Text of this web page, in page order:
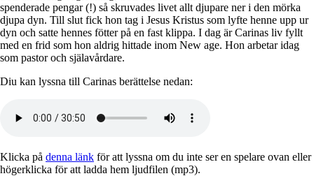
spenderade pengar (!) så skruvades livet allt djupare ner i den mörka
djupa dyn. Till slut fick hon tag i Jesus Kristus som lyfte henne upp ur
dyn och satte hennes fötter på en fast klippa. I dag är Carinas liv fyllt
med en frid som hon aldrig hittade inom New age. Hon arbetar idag
som pastor och själavårdare.
Diu kan lyssna till Carinas berättelse nedan:
Klicka på denna länk för att lyssna om du inte ser en spelare ovan eller
högerklicka för att ladda hem ljudfilen (mp3).